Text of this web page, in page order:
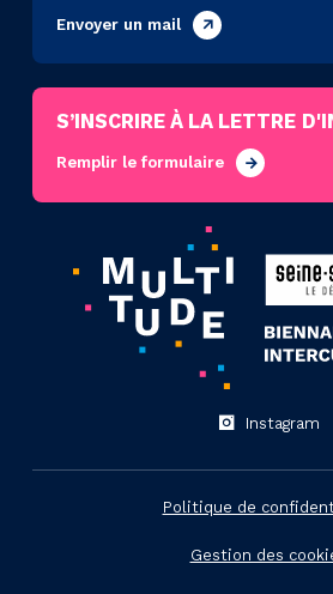
Envoyer un mail
S’INSCRIRE À LA LETTRE
Remplir le formulaire
Instagram
Politique de
Gestion des